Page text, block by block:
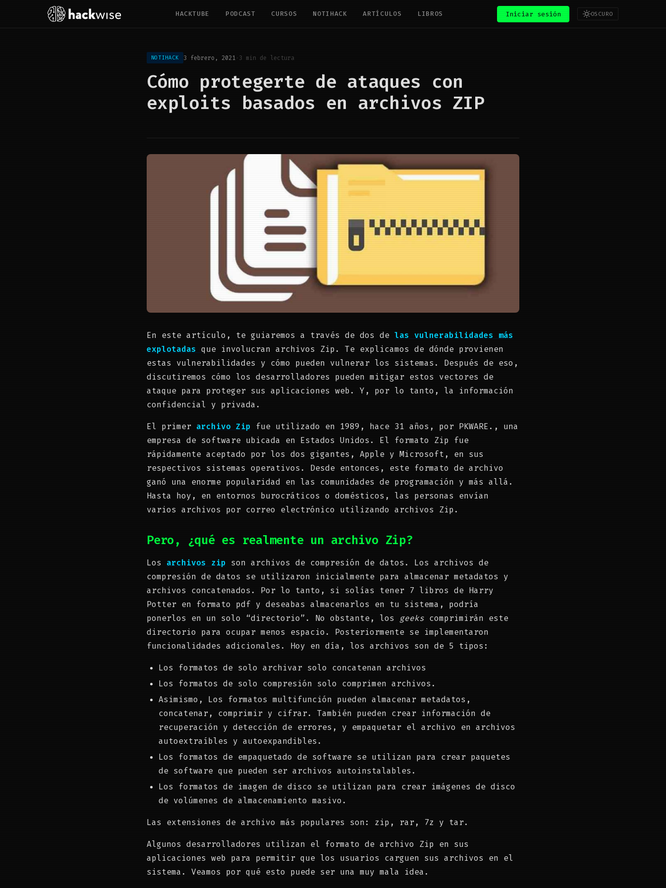
HACKTUBE PODCAST CURSOS NOTIHACK ARTÍCULOS LIBROS Iniciar sesión OSCURO
NOTIHACK 3 febrero, 2021·3 min de lectura
Cómo protegerte de ataques con
exploits basados en archivos ZIP
En este artículo, te guiaremos a través de dos de las vulnerabilidades más
explotadas que involucran archivos Zip. Te explicamos de dónde provienen
estas vulnerabilidades y cómo pueden vulnerar los sistemas. Después de eso,
discutiremos cómo los desarrolladores pueden mitigar estos vectores de
ataque para proteger sus aplicaciones web. Y, por lo tanto, la información
confidencial y privada.
El primer archivo Zip fue utilizado en 1989, hace 31 años, por PKWARE., una
empresa de software ubicada en Estados Unidos. El formato Zip fue
rápidamente aceptado por los dos gigantes, Apple y Microsoft, en sus
respectivos sistemas operativos. Desde entonces, este formato de archivo
ganó una enorme popularidad en las comunidades de programación y más allá.
Hasta hoy, en entornos burocráticos o domésticos, las personas envían
varios archivos por correo electrónico utilizando archivos Zip.
Pero, ¿qué es realmente un archivo Zip?
Los archivos zip son archivos de compresión de datos. Los archivos de
compresión de datos se utilizaron inicialmente para almacenar metadatos y
archivos concatenados. Por lo tanto, si solías tener 7 libros de Harry
Potter en formato pdf y deseabas almacenarlos en tu sistema, podría
ponerlos en un solo “directorio”. No obstante, los geeks comprimirán este
directorio para ocupar menos espacio. Posteriormente se implementaron
funcionalidades adicionales. Hoy en día, los archivos son de 5 tipos:
Los formatos de solo archivar solo concatenan archivos
Los formatos de solo compresión solo comprimen archivos.
Asimismo, Los formatos multifunción pueden almacenar metadatos,
concatenar, comprimir y cifrar. También pueden crear información de
recuperación y detección de errores, y empaquetar el archivo en archivos
autoextraíbles y autoexpandibles.
Los formatos de empaquetado de software se utilizan para crear paquetes
de software que pueden ser archivos autoinstalables.
Los formatos de imagen de disco se utilizan para crear imágenes de disco
de volúmenes de almacenamiento masivo.
Las extensiones de archivo más populares son: zip, rar, 7z y tar.
Algunos desarrolladores utilizan el formato de archivo Zip en sus
aplicaciones web para permitir que los usuarios carguen sus archivos en el
sistema. Veamos por qué esto puede ser una muy mala idea.